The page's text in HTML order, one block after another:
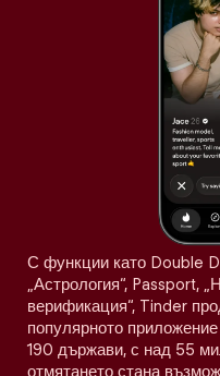
С функции като Double
„Астрология“, Passport,
верификация“, Tinder
популярното
190 държави, с над 55
отмятането стана